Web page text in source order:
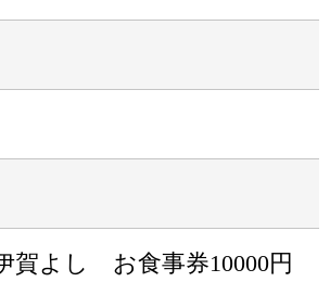
よし お食事券10000円